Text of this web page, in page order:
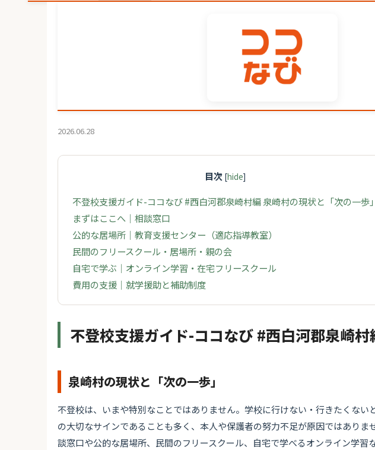
2026.06.28
目次 [hide]
不登校支援ガイド-ココなび #西白河郡泉崎村編 泉崎村の現状と「次の一歩」
まずはここへ｜相談窓口
公的な居場所｜教育支援センター（適応指導教室）
民間のフリースクール・居場所・親の会
自宅で学ぶ｜オンライン学習・在宅フリースクール
費用の支援｜就学援助と補助制度
不登校支援ガイド-ココなび #西白河郡泉崎村
泉崎村の現状と「次の一歩」
不登校は、いまや特別なことではありません。学校に行けない・行きたくない
の大切なサインであることも多く、本人や保護者の努力不足が原因ではありま
談窓口や公的な居場所、民間のフリースクール、自宅で学べるオンライン学習